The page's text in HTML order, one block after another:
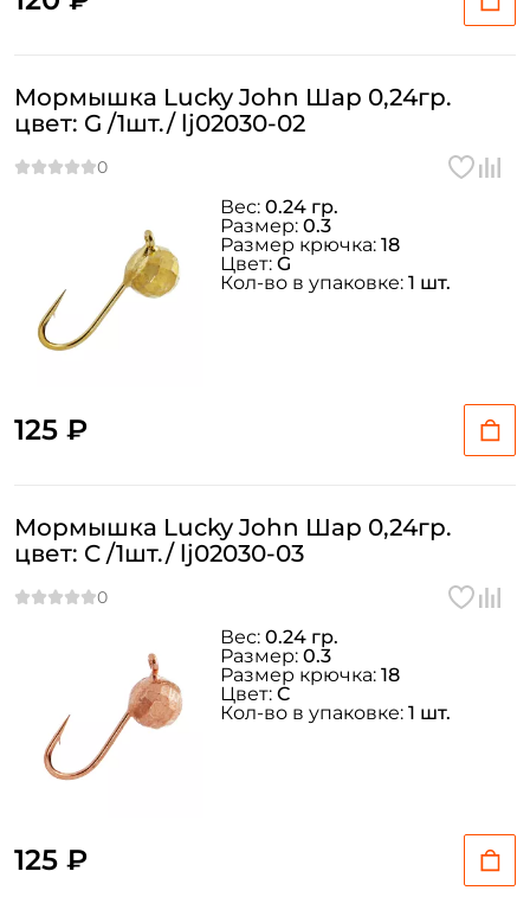
Мормышка Lucky John Шар 0,24гр.
цвет: G /1шт./ lj02030-02
125 ₽
Вес: 0.24 гр.
Размер: 0.3
Размер крючка: 18
Цвет: G
Кол-во в упаковке: 1 шт.
Мормышка Lucky John Шар 0,24гр.
цвет: C /1шт./ lj02030-03
125 ₽
Вес: 0.24 гр.
Размер: 0.3
Размер крючка: 18
Цвет: C
Кол-во в упаковке: 1 шт.